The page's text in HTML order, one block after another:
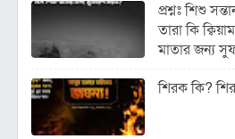
প্রশ্নঃ শিশু
তারা কি
মাতার জন্য
শিরক কি?